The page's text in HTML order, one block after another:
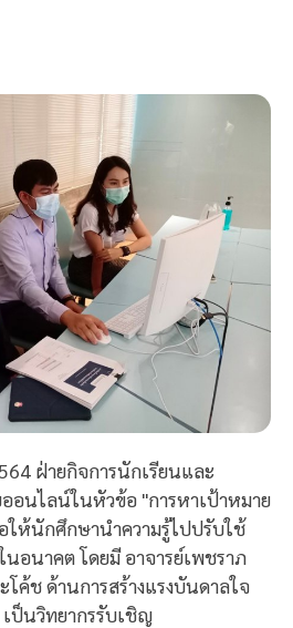
ฝ่ายกิจการนักเรียนและ
อนไลน์ในหัวข้อ "การหาเป้าหมาย
ห้นักศึกษานำความรู้ไปปรับใช้
อนาคต โดยมี อาจารย์เพชราภ
ค้ช ด้านการสร้างแรงบันดาลใจ
ป็นวิทยากรรับเชิญ